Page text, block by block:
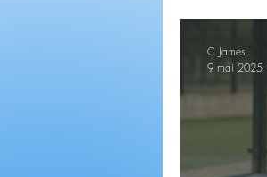
C.James
9 mai 2025